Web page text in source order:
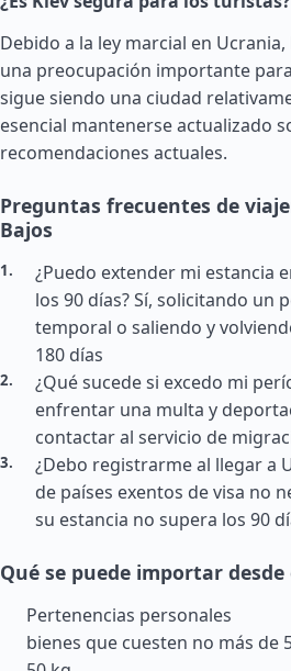
Debido a la ley marcial en
una preocupación importante
sigue siendo una ciudad
esencial mantenerse actualizado
recomendaciones actuales.
Preguntas frecuentes de
Bajos
¿Puedo extender mi estancia
los 90 días? Sí, solicitando un
temporal o saliendo y
180 días
¿Qué sucede si excedo mi
enfrentar una multa y
contactar al servicio de
¿Debo registrarme al llegar a
de países exentos de visa no
su estancia no supera los 90
Qué se puede importar
Pertenencias personales
bienes que cuesten no más de